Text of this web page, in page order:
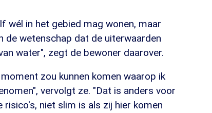
wél in het gebied mag wonen, maar
de wetenschap dat de uiterwaarden
water", zegt de bewoner daarover.
zou kunnen komen waarop ik
vervolgt ze. "Dat is anders voor
risico's, niet slim is als zij hier komen